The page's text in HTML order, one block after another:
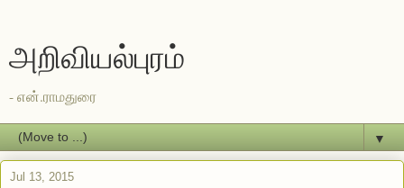
அறிவியல்புரம்
- என்.ராமதுரை
▼
Jul 13, 2015